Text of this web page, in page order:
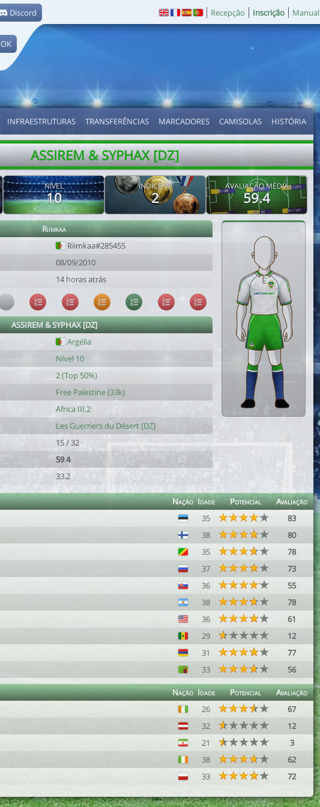
Discord
OK
Recepção Inscrição Manual
INFRAESTRUTURAS TRANSFERÊNCIAS MARCADORES CAMISOLAS HISTÓRIA
ASSIREM & SYPHAX [DZ]
NÍVEL
10
ÍNDICE VF
2
AVALIAÇÃO MÉDIA
59.4
Riimkaa
Riimkaa#285455
08/09/2010
14 horas atrás
ASSIREM & SYPHAX [DZ]
Argélia
Nível 10
2 (Top 50%)
Free Palestine (33k)
Africa III.2
Les Guerriers du Désert [DZ]
15 / 32
59.4
33.2
Nação Idade Potencial
Avaliação
35
83
38
80
35
78
37
73
36
55
38
78
36
61
29
12
31
77
33 56
Nação Idade Potencial
Avaliação
26
67
32
12
21
3
38
62
33 72